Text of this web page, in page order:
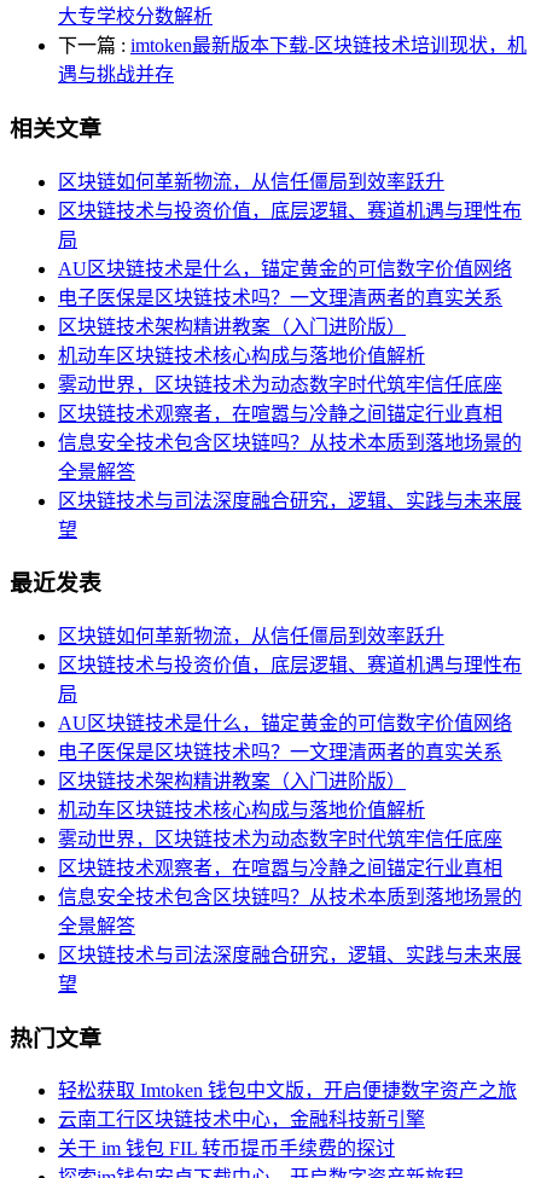
大专学校分数解析
下一篇 : imtoken最新版本下载-区块链技术培训现状，机
遇与挑战并存
相关文章
区块链如何革新物流，从信任僵局到效率跃升
区块链技术与投资价值，底层逻辑、赛道机遇与理性布
局
AU区块链技术是什么，锚定黄金的可信数字价值网络
电子医保是区块链技术吗？一文理清两者的真实关系
区块链技术架构精讲教案（入门进阶版）
机动车区块链技术核心构成与落地价值解析
雾动世界，区块链技术为动态数字时代筑牢信任底座
区块链技术观察者，在喧嚣与冷静之间锚定行业真相
信息安全技术包含区块链吗？从技术本质到落地场景的
全景解答
区块链技术与司法深度融合研究，逻辑、实践与未来展
望
最近发表
区块链如何革新物流，从信任僵局到效率跃升
区块链技术与投资价值，底层逻辑、赛道机遇与理性布
局
AU区块链技术是什么，锚定黄金的可信数字价值网络
电子医保是区块链技术吗？一文理清两者的真实关系
区块链技术架构精讲教案（入门进阶版）
机动车区块链技术核心构成与落地价值解析
雾动世界，区块链技术为动态数字时代筑牢信任底座
区块链技术观察者，在喧嚣与冷静之间锚定行业真相
信息安全技术包含区块链吗？从技术本质到落地场景的
全景解答
区块链技术与司法深度融合研究，逻辑、实践与未来展
望
热门文章
轻松获取 Imtoken 钱包中文版，开启便捷数字资产之旅
云南工行区块链技术中心，金融科技新引擎
关于 im 钱包 FIL 转币提币手续费的探讨